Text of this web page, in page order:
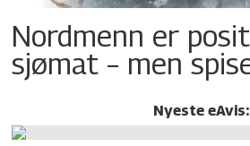
Nordmenn er
sjømat – men
Nyeste eAvis: